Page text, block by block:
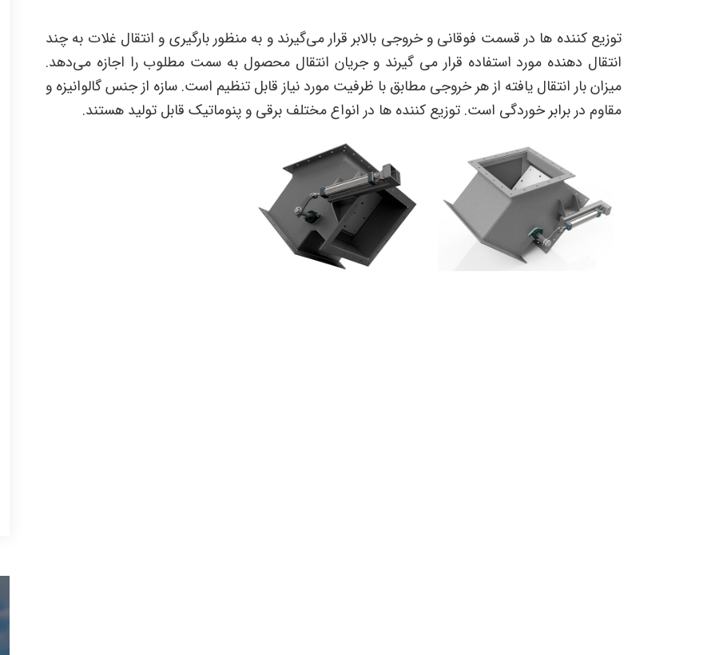
توزیع کننده‌ ها در قسمت فوقانی و خروجی بالابر قرار می‌گیرند و به منظور بارگیری و انتقال غلات به چند
انتقال دهنده مورد استفاده قرار می گیرند و جریان انتقال محصول به سمت مطلوب را اجازه می‌دهد.
میزان بار انتقال یافته از هر خروجی مطابق با ظرفیت مورد نیاز قابل تنظیم است. سازه از جنس گالوانیزه و
مقاوم در برابر خوردگی است. توزیع کننده‌ ها در انواع مختلف برقی و پنوماتیک قابل تولید هستند.